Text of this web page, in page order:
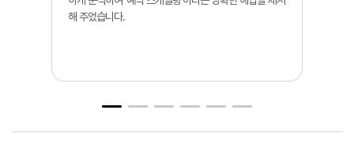
해 주었습니다.